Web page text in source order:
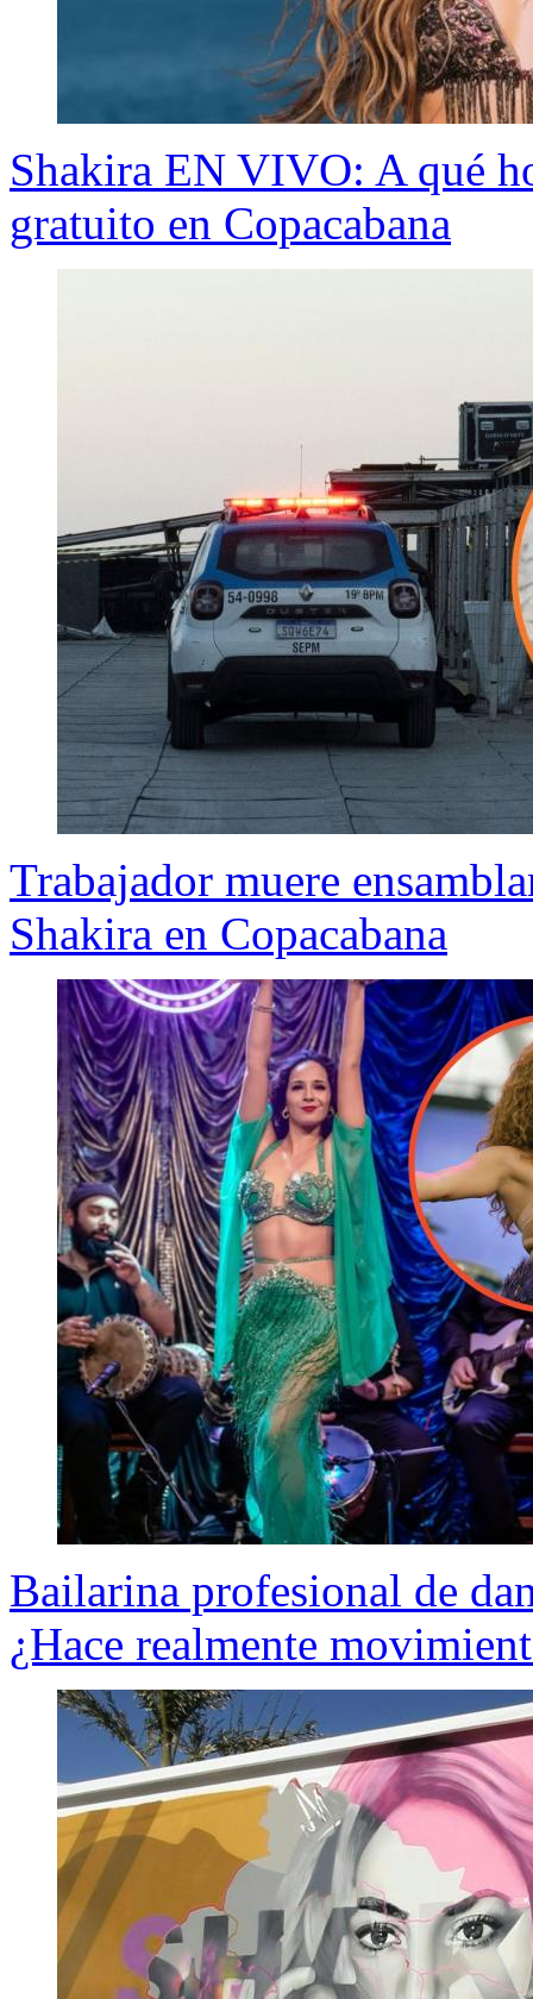
Shakira EN VIVO: A qué
gratuito en Copacabana
Trabajador muere
Shakira en Copacabana
Bailarina profesional de
¿Hace realmente